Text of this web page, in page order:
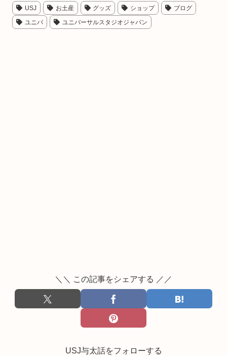
USJ お土産 グッズ ショップ
ブログ
ユニバ
ユニバーサルスタジオジャパン
＼＼ この記事をシェアする ／／
USJ与太話をフォローする